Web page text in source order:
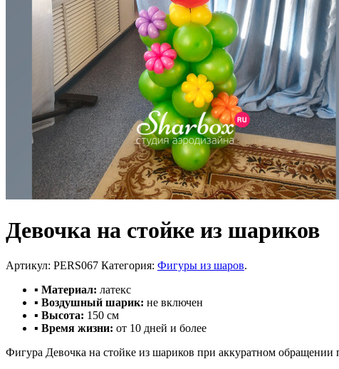
Девочка на стойке из шариков
Артикул: PERS067 Категория: Фигуры из шаров.
▪ Материал: латекс
▪ Воздушный шарик: не включен
▪ Высота: 150 см
▪ Время жизни: от 10 дней и более
Фигура Девочка на стойке из шариков при аккуратном